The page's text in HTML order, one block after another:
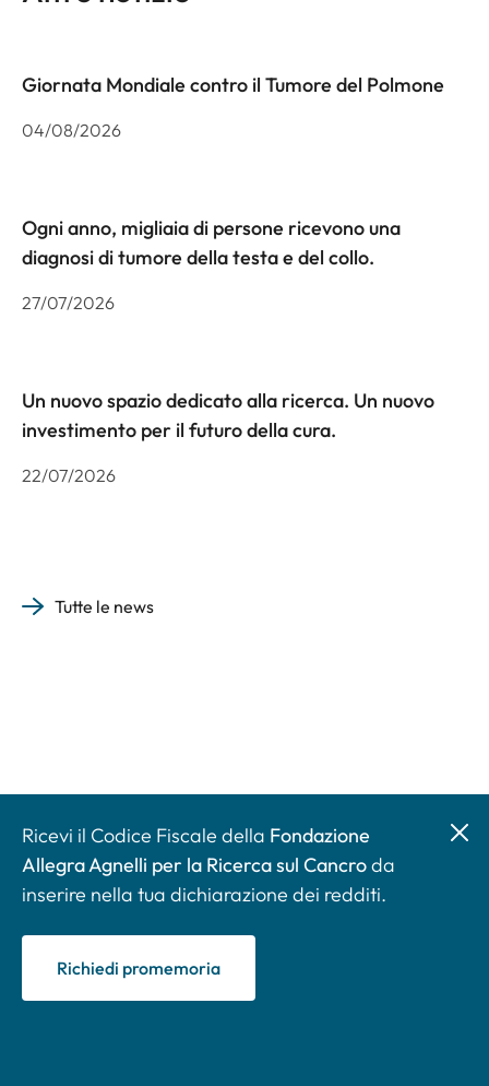
Giornata Mondiale contro il Tumore del Polmone
04/08/2026
Ogni anno, migliaia di persone ricevono una
diagnosi di tumore della testa e del collo.
27/07/2026
Un nuovo spazio dedicato alla ricerca. Un nuovo
investimento per il futuro della cura.
22/07/2026
Tutte le news
Ricevi il Codice Fiscale della Fondazione
Allegra Agnelli per la Ricerca sul Cancroda
inserire nella tua dichiarazione dei redditi.
Richiedi promemoria